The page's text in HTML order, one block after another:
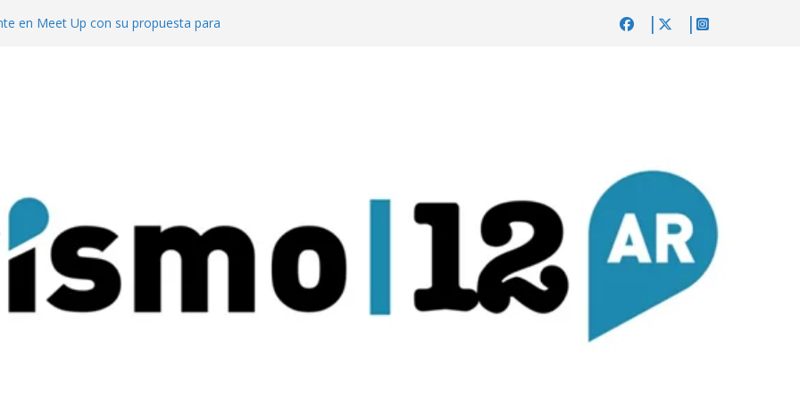
en Meet Up con su propuesta para